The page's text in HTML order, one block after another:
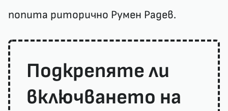
попита риторично Румен Радев.
Подкрепяте ли
включването на